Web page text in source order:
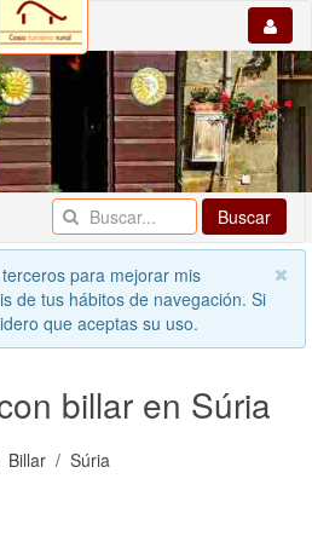
Buscar
para mejorar mis
de tus hábitos de navegación. Si
que aceptas su uso.
billar en Súria
Billar Súria